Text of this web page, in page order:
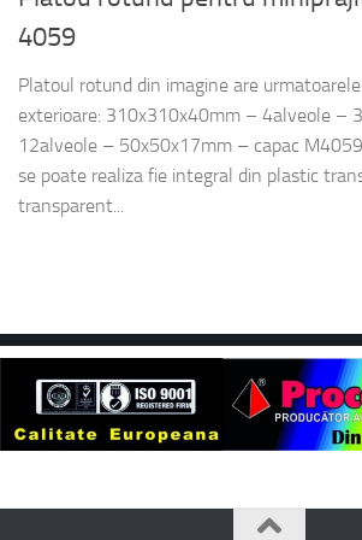
4059
Platoul rotund din imagine are
exterioare: 310x310x40mm – 4alveole –
12alveole – 50x50x17mm – capac
se poate realiza fie integral din plastic
transparent...